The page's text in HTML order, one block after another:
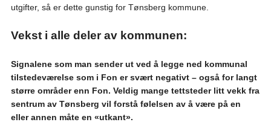
utgifter, så er dette gunstig for Tønsberg kommune.
Vekst i alle deler av kommunen:
Signalene som man sender ut ved å legge ned kommunal
tilstedeværelse som i Fon er svært negativt – også for langt
større områder enn Fon. Veldig mange tettsteder litt vekk fra
sentrum av Tønsberg vil forstå følelsen av å være på en
eller annen måte en «utkant».